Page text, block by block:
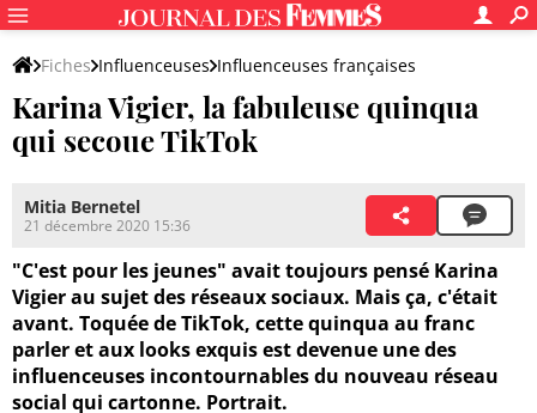
Fiches Influenceuses Influenceuses françaises
Karina Vigier, la fabuleuse quinqua
qui secoue TikTok
Mitia Bernetel
21 décembre 2020 15:36
"C'est pour les jeunes" avait toujours pensé Karina
Vigier au sujet des réseaux sociaux. Mais ça, c'était
avant. Toquée de TikTok, cette quinqua au franc
parler et aux looks exquis est devenue une des
influenceuses incontournables du nouveau réseau
social qui cartonne. Portrait.